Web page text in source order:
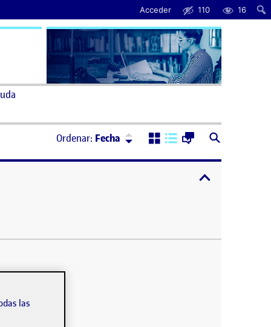
Acceder 110 16
Ordenar: Fecha Ordenar:Descendente
las